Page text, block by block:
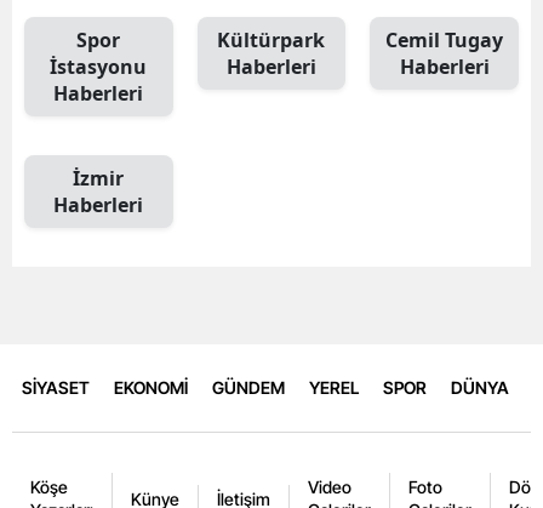
Spor
İstasyonu
Haberleri
Kültürpark
Haberleri
Cemil Tugay
Haberleri
İzmir
Haberleri
SİYASET EKONOMİ GÜNDEM YEREL SPOR DÜNYA
Köşe
Künye İletişim
Video
Foto